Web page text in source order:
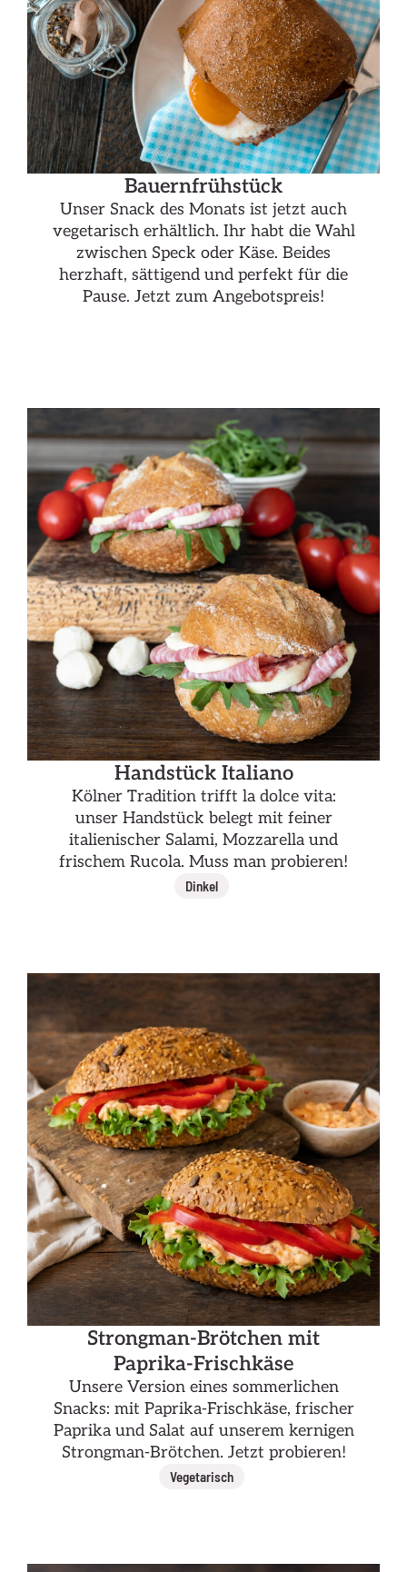
Bauernfrühstück
Unser Snack des Monats ist jetzt auch
vegetarisch erhältlich. Ihr habt die Wahl
zwischen Speck oder Käse. Beides
herzhaft, sättigend und perfekt für die
Pause. Jetzt zum Angebotspreis!
Handstück Italiano
Kölner Tradition trifft la dolce vita:
unser Handstück belegt mit feiner
italienischer Salami, Mozzarella und
frischem Rucola. Muss man probieren!
Dinkel
Strongman-Brötchen mit
Paprika-Frischkäse
Unsere Version eines sommerlichen
Snacks: mit Paprika-Frischkäse, frischer
Paprika und Salat auf unserem kernigen
Strongman-Brötchen. Jetzt probieren!
Vegetarisch